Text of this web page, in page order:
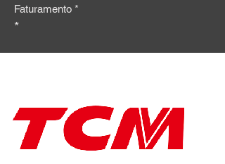
Faturamento *
*